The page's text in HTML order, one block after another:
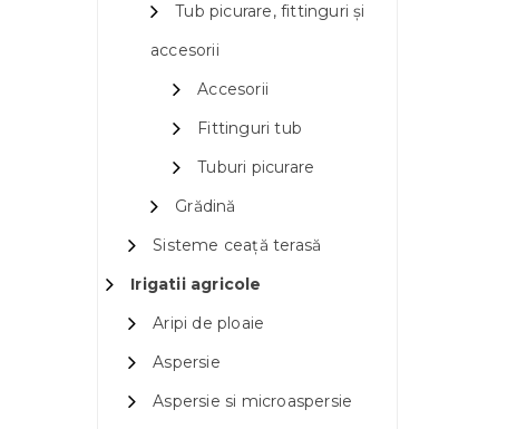
Tub picurare, fittinguri și
accesorii
Accesorii
Fittinguri tub
Tuburi picurare
Grădină
Sisteme ceață terasă
Irigatii agricole
Aripi de ploaie
Aspersie
Aspersie si microaspersie